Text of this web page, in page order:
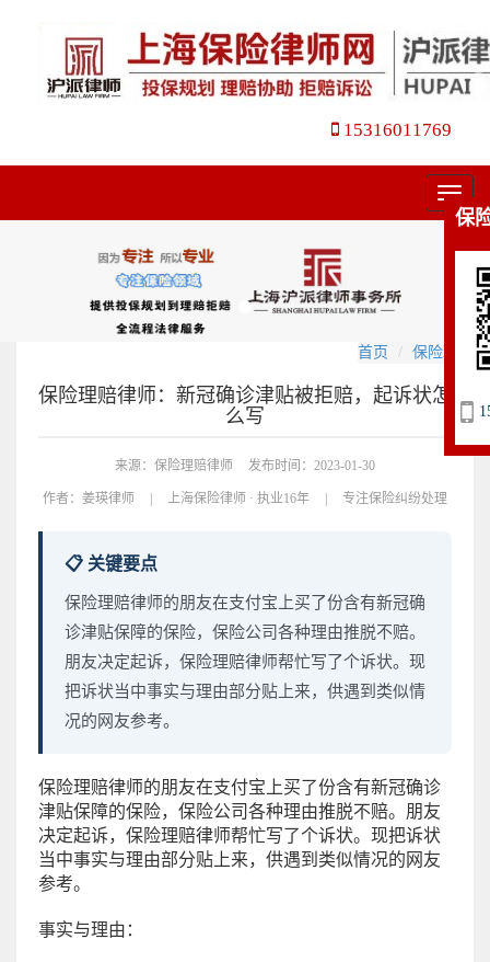
15316011769
菜
单
首页 保险理赔
保险理赔律师：新冠确诊津贴被拒赔，起诉状怎
么写
来源：保险理赔律师 发布时间：2023-01-30
作者： 姜瑛律师 | 上海保险律师 · 执业16年 | 专注保险纠纷处理
📋 关键要点
保险理赔律师的朋友在支付宝上买了份含有新冠确
诊津贴保障的保险，保险公司各种理由推脱不赔。
朋友决定起诉，保险理赔律师帮忙写了个诉状。现
把诉状当中事实与理由部分贴上来，供遇到类似情
况的网友参考。
保险理赔律师的朋友在支付宝上买了份含有新冠确诊
津贴保障的保险，保险公司各种理由推脱不赔。朋友
决定起诉，保险理赔律师帮忙写了个诉状。现把诉状
当中事实与理由部分贴上来，供遇到类似情况的网友
参考。
事实与理由：
保